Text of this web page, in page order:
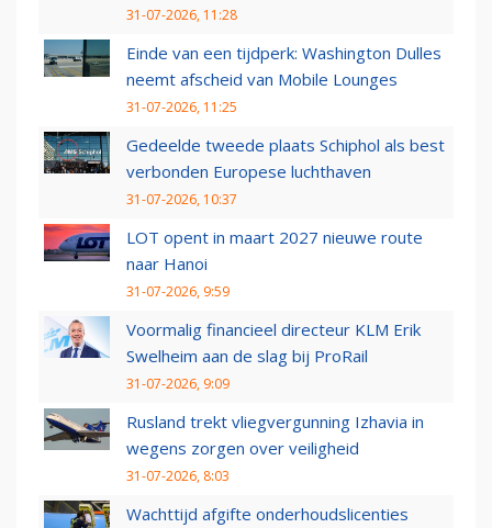
31-07-2026, 11:28
Einde van een tijdperk: Washington Dulles
neemt afscheid van Mobile Lounges
31-07-2026, 11:25
Gedeelde tweede plaats Schiphol als best
verbonden Europese luchthaven
31-07-2026, 10:37
LOT opent in maart 2027 nieuwe route
naar Hanoi
31-07-2026, 9:59
Voormalig financieel directeur KLM Erik
Swelheim aan de slag bij ProRail
31-07-2026, 9:09
Rusland trekt vliegvergunning Izhavia in
wegens zorgen over veiligheid
31-07-2026, 8:03
Wachttijd afgifte onderhoudslicenties